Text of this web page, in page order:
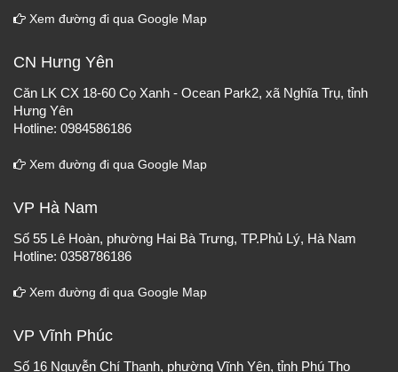
Xem đường đi qua Google Map
CN Hưng Yên
Căn LK CX 18-60 Cọ Xanh - Ocean Park2, xã Nghĩa Trụ, tỉnh
Hưng Yên
Hotline: 0984586186
Xem đường đi qua Google Map
VP Hà Nam
Số 55 Lê Hoàn, phường Hai Bà Trưng, TP.Phủ Lý, Hà Nam
Hotline: 0358786186
Xem đường đi qua Google Map
VP Vĩnh Phúc
Số 16 Nguyễn Chí Thanh, phường Vĩnh Yên, tỉnh Phú Thọ